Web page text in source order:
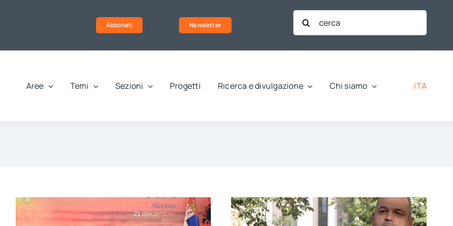
Abbonati Newsletter
Cerca
per:
Aree Temi Sezioni Progetti Ricerca e divulgazione Chi siamo ITA